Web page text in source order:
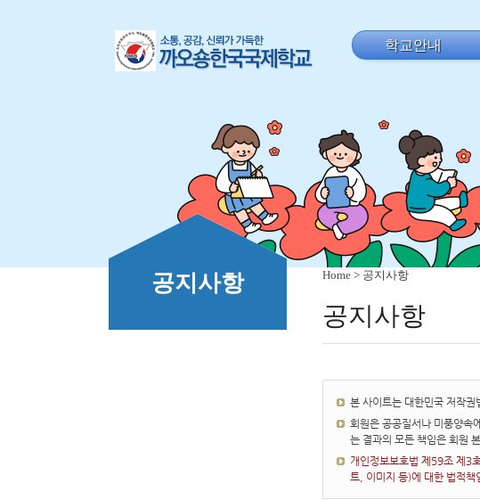
학교안내
공지사항 Home > 공지사항
공지사항
본 사이트는 대한민국 저작권
회원은 공공질서나 미풍양속
는 결과의 모든 책임은 회원
개인정보보호법 제59조 제3
트, 이미지 등)에 대한 법적책